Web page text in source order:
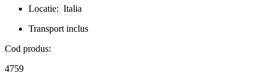
Locatie: Italia
Transport inclus
Cod produs:
4759